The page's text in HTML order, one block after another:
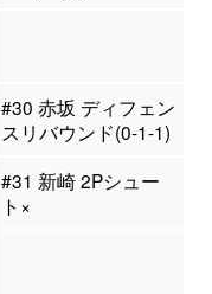
#30 赤坂 ディフェン
スリバウンド(0-1-1)
#31 新崎 2Pシュー
ト×